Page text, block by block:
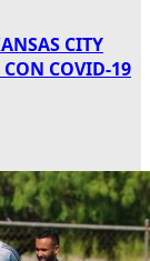
CITY
CON COVID-19